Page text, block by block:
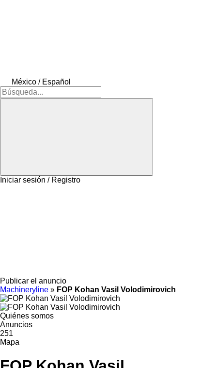
México / Español
Iniciar sesión / Registro
Publicar el anuncio
Machineryline » FOP Kohan Vasil Volodimirovich
Quiénes somos
Anuncios
251
Mapa